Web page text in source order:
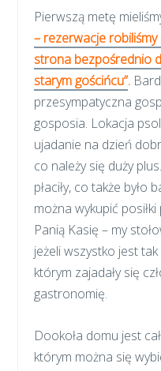
Pierwszą metę
– rezerwacje
strona bezpośrednio
starym gościńcu”.
przesympatyczna
gosposia. Lokacja
ujadanie na dzień
co należy się duży
płaciły, co także było
można wykupić
Panią Kasię – my
jeżeli wszystko jest
którym zajadały się
gastronomię.
Dookoła domu jest
którym można się